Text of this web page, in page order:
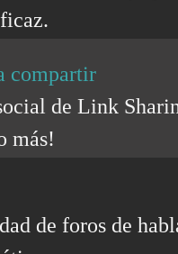
compartir
de Link
más!
de foros de